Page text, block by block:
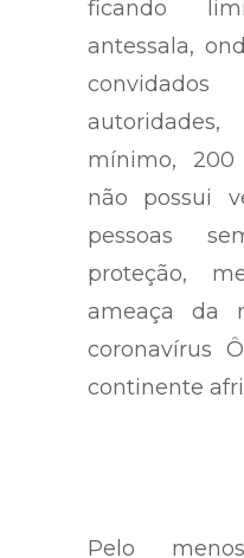
foi
ficando
antessala,
mínimo, 200
não possui
pessoas
proteção,
ameaça da
coronavírus